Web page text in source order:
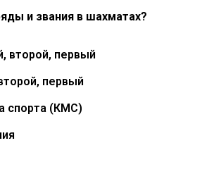
и звания в шахматах?
второй, первый
первый
спорта (КМС)